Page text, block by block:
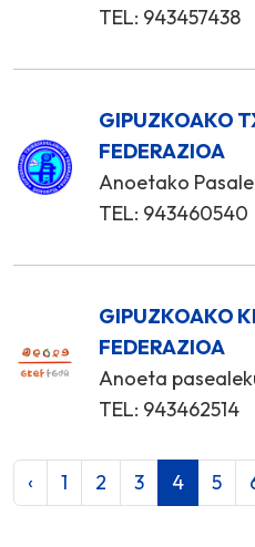
TEL: 943457438
GIPUZKOAKO
FEDERAZIOA
Anoetako
TEL: 943460540
GIPUZKOAKO
FEDERAZIOA
Anoeta
TEL: 943462514
‹ 1 2 3 4 5